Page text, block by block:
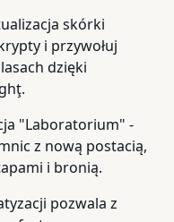
skórki
i przywołuj
dzięki
"Laboratorium" -
z nową postacią,
i bronią.
pozwala z